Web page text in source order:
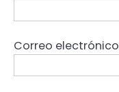
Correo electrónico